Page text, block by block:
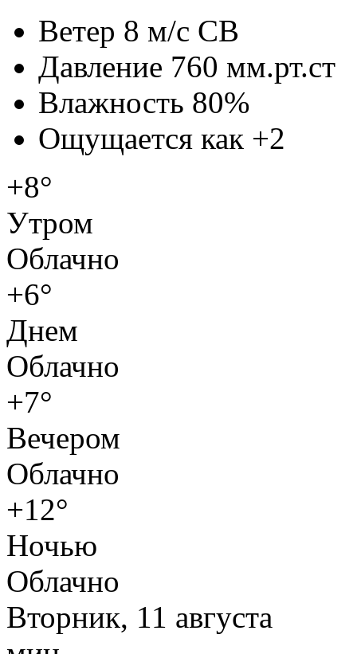
Ветер 8 м/с СВ
Давление 760 мм.рт.ст
Влажность 80%
Ощущается как +2
+8°
Утром
Облачно
+6°
Днем
Облачно
+7°
Вечером
Облачно
+12°
Ночью
Облачно
Вторник, 11 августа